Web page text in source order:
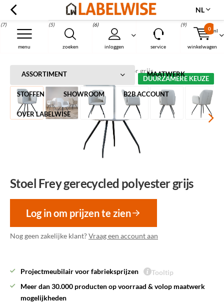
nl
zoeken
(5)
inloggen
(6)
menu
(7)
service winkelwagen
0
(9)
Menu
NL
ASSORTIMENT MAATWERK
STOFFEN SHOWROOM B2B ACCOUNT
OVER LABELWISE
Home Stoel Frey gerecycled polyester grijs
DUURZAMERE KEUZE
Stoel Frey gerecycled polyester grijs
Log in om prijzen te zien
Nog geen zakelijke klant?Vraag een account aan
Projectmeubilair voor fabrieksprijzen
Tooltip
Meer dan 30.000 producten op voorraad & volop maatwerk
mogelijkheden